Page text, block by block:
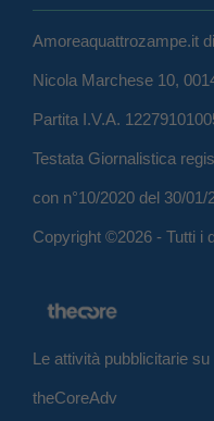
Amoreaquattrozampe.it
Nicola Marchese 10,
Partita I.V.A.
Testata Giornalistica
con n°10/2020 del 30/01/
Copyright ©2026 - Tutti i
Le attività pubblicitarie
theCoreAdv